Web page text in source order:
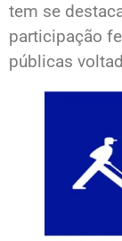
tem se
participação
públicas